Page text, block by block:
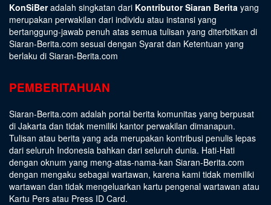
KonSiBeradalah singkatan dari Kontributor Siaran Berita yang
merupakan perwakilan dari individu atau instansi yang
bertanggung-jawab penuh atas semua tulisan yang diterbitkan di
Siaran-Berita.com sesuai dengan Syarat dan Ketentuan yang
berlaku di Siaran-Berita.com
PEMBERITAHUAN
Siaran-Berita.com adalah portal berita komunitas yang berpusat
di Jakarta dan tidak memiliki kantor perwakilan dimanapun.
Tulisan atau berita yang ada merupakan kontribusi penulis lepas
dari seluruh Indonesia bahkan dari seluruh dunia. Hati-Hati
dengan oknum yang meng-atas-nama-kan Siaran-Berita.com
dengan mengaku sebagai wartawan, karena kami tidak memiliki
wartawan dan tidak mengeluarkan kartu pengenal wartawan atau
Kartu Pers atau Press ID Card.